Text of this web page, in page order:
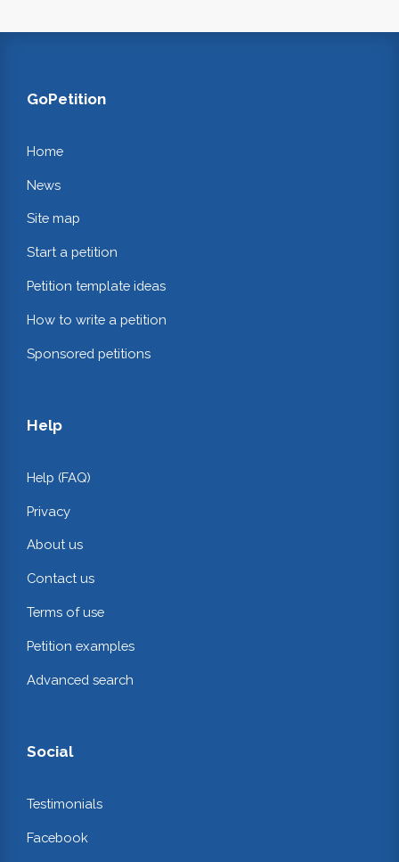
GoPetition
Home
News
Site map
Start a petition
Petition template ideas
How to write a petition
Sponsored petitions
Help
Help (FAQ)
Privacy
About us
Contact us
Terms of use
Petition examples
Advanced search
Social
Testimonials
Facebook